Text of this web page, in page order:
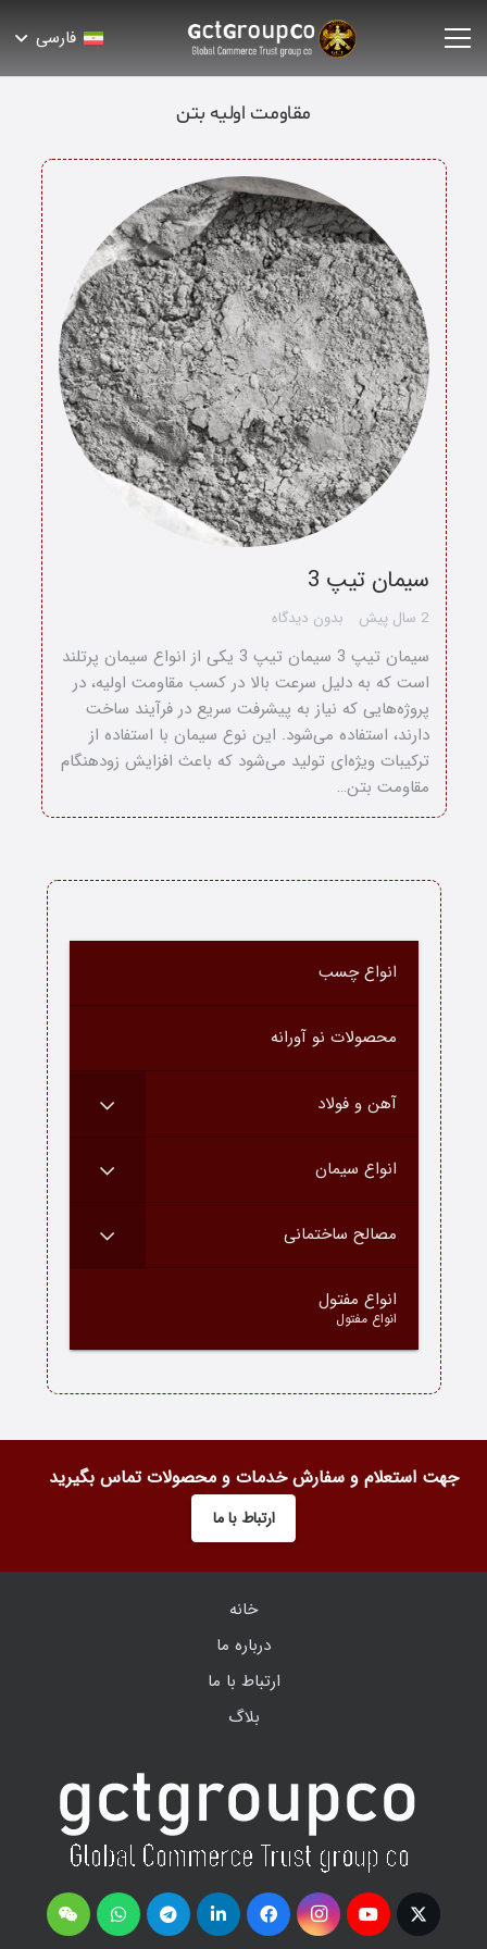
خانه
درباره ما
ارتباط با ما
دسته محصولات
بلاگ
فارسی
مقاومت اولیه بتن
سیمان تیپ 3
2 سال پیش بدون دیدگاه
سیمان تیپ 3 سیمان تیپ 3 یکی از انواع سیمان پرتلند
است که به دلیل سرعت بالا در کسب مقاومت اولیه، در
پروژه‌هایی که نیاز به پیشرفت سریع در فرآیند ساخت
دارند، استفاده می‌شود. این نوع سیمان با استفاده از
ترکیبات ویژه‌ای تولید می‌شود که باعث افزایش زودهنگام
مقاومت بتن…
انواع چسب
محصولات نو آورانه
آهن و فولاد
انواع سیمان
مصالح ساختمانی
انواع مفتول
انواع مفتول
جهت استعلام و سفارش خدمات و محصولات تماس بگیرید
ارتباط با ما
خانه
درباره ما
ارتباط با ما
بلاگ